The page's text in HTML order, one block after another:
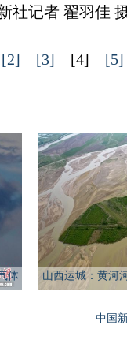
社记者 翟羽佳
[2] [3] [4] [5]
体
山西运城：黄河
中国